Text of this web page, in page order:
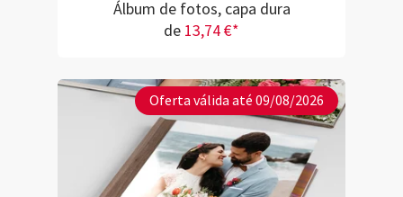
Álbum de fotos, capa dura
de 13,74 €*
Oferta válida até 09/08/2026